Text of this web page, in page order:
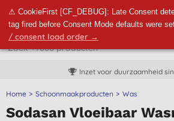
⚠ CookieFirst [CF_DEBUG]: Late Consent
tag fired before Consent Mode defaults were
/ consent load order →
Inzet voor duurzaamheid
Home Schoonmaakproducten Was
Sodasan Vloeibaar